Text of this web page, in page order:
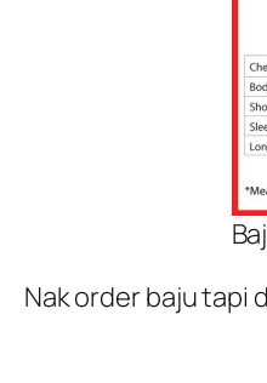
Nak order baju tapi